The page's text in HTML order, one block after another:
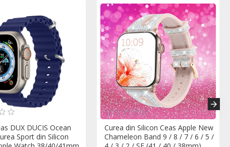
DUX DUCIS Ocean
Sport din Silicon
Curea din Silicon Ceas Apple New
Chameleon Band 9 / 8 / 7 / 6 / 5 /